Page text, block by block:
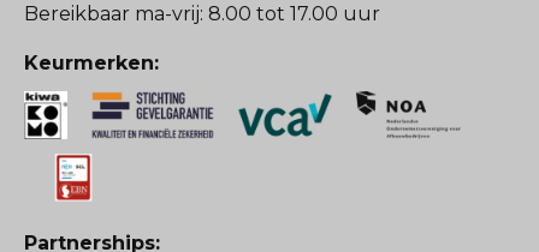
Bereikbaar ma-vrij: 8.00 tot 17.00 uur
Keurmerken:
Partnerships: